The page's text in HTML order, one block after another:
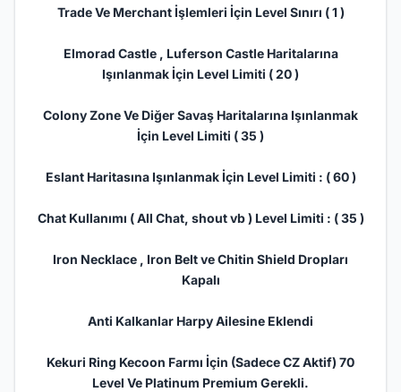
Trade Ve Merchant İşlemleri İçin Level Sınırı ( 1 )
Elmorad Castle , Luferson Castle Haritalarına
Işınlanmak İçin Level Limiti ( 20 )
Colony Zone Ve Diğer Savaş Haritalarına Işınlanmak
İçin Level Limiti ( 35 )
Eslant Haritasına Işınlanmak İçin Level Limiti : ( 60 )
Chat Kullanımı ( All Chat, shout vb ) Level Limiti : ( 35 )
Iron Necklace , Iron Belt ve Chitin Shield Dropları
Kapalı
Anti Kalkanlar Harpy Ailesine Eklendi
Kekuri Ring Kecoon Farmı İçin (Sadece CZ Aktif) 70
Level Ve Platinum Premium Gerekli.